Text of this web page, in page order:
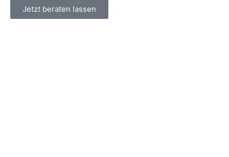
Jetzt beraten lassen